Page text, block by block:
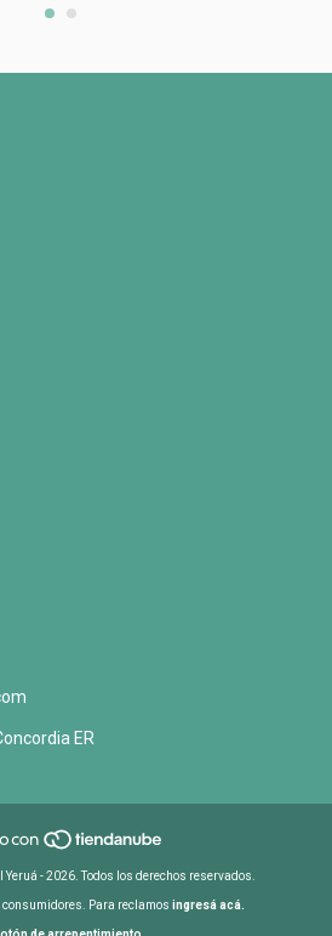
ER
- 2026. Todos los derechos reservados.
consumidores. Para reclamos ingresá acá.